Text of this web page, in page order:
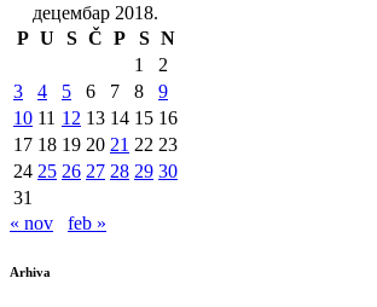
децембар 2018.
P U S Č P S N
1
2
3
4 5 6 7 8
9
10 11 12 13 14 15 16
17 18 19 20 21 22 23
24 25 26 27 28 29 30
31
« nov
feb »
Arhiva